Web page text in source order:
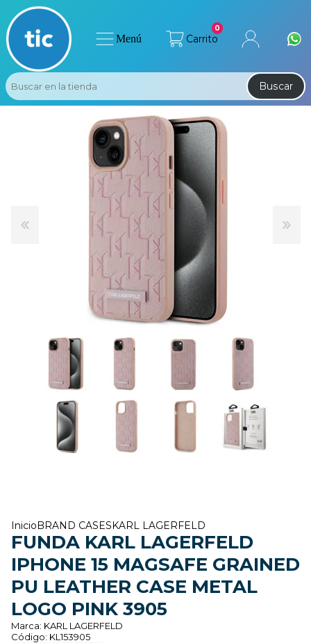
Carrito
0
Buscar
Menú
Inicio BRAND CASES KARL LAGERFELD
FUNDA KARL LAGERFELD
IPHONE 15 MAGSAFE GRAINED
PU LEATHER CASE METAL
LOGO PINK 3905
Marca: KARL LAGERFELD
Código: KL153905